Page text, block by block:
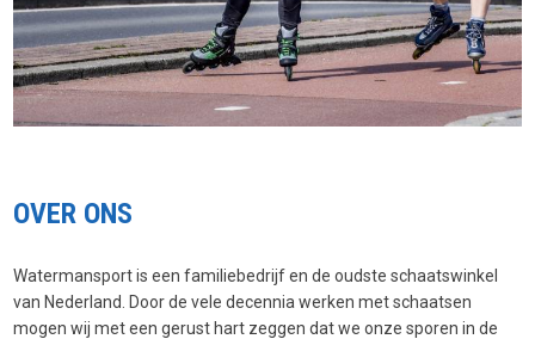
OVER ONS
Watermansport is een familiebedrijf en de oudste schaatswinkel
van Nederland. Door de vele decennia werken met schaatsen
mogen wij met een gerust hart zeggen dat we onze sporen in de